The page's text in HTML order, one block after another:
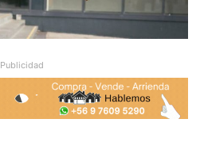
Publicidad